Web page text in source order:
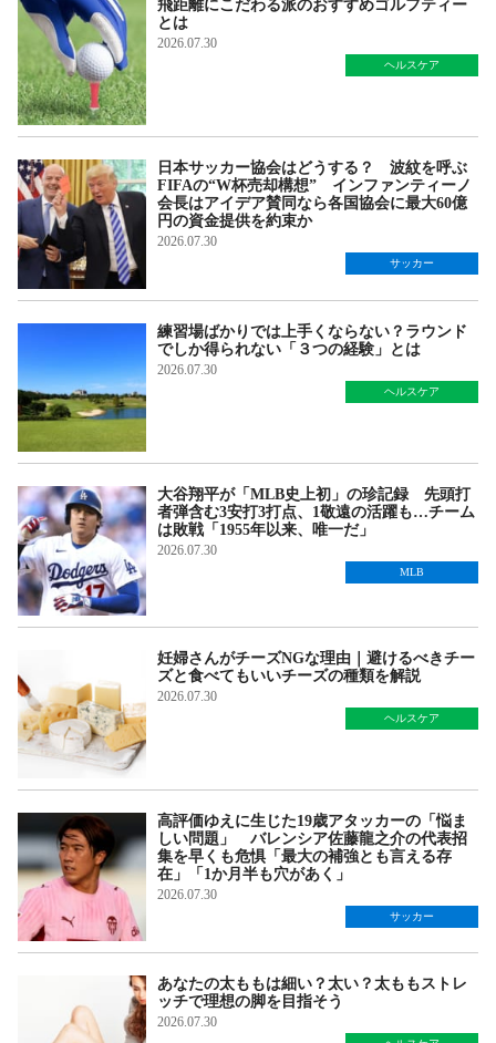
飛距離にこだわる派のおすすめゴルフティー
とは
2026.07.30
ヘルスケア
日本サッカー協会はどうする？ 波紋を呼ぶ
FIFAの“W杯売却構想” インファンティーノ
会長はアイデア賛同なら各国協会に最大60億
円の資金提供を約束か
2026.07.30
サッカー
練習場ばかりでは上手くならない？ラウンド
でしか得られない「３つの経験」とは
2026.07.30
ヘルスケア
大谷翔平が「MLB史上初」の珍記録 先頭打
者弾含む3安打3打点、1敬遠の活躍も…チーム
は敗戦「1955年以来、唯一だ」
2026.07.30
MLB
妊婦さんがチーズNGな理由｜避けるべきチー
ズと食べてもいいチーズの種類を解説
2026.07.30
ヘルスケア
高評価ゆえに生じた19歳アタッカーの「悩ま
しい問題」 バレンシア佐藤龍之介の代表招
集を早くも危惧「最大の補強とも言える存
在」「1か月半も穴があく」
2026.07.30
サッカー
あなたの太ももは細い？太い？太ももストレ
ッチで理想の脚を目指そう
2026.07.30